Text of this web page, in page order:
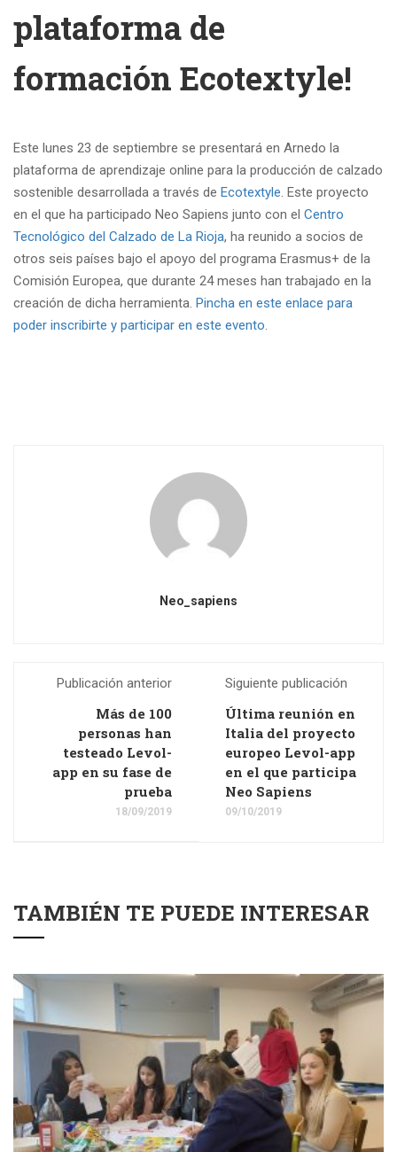
plataforma de
formación Ecotextyle!
Este lunes 23 de septiembre se presentará en Arnedo la
plataforma de aprendizaje online para la producción de calzado
sostenible desarrollada a través de Ecotextyle. Este proyecto
en el que ha participado Neo Sapiens junto con el Centro
Tecnológico del Calzado de La Rioja, ha reunido a socios de
otros seis países bajo el apoyo del programa Erasmus+ de la
Comisión Europea, que durante 24 meses han trabajado en la
creación de dicha herramienta. Pincha en este enlace para
poder inscribirte y participar en este evento.
Neo_sapiens
Publicación anterior
Más de 100
personas han
testeado Levol-
app en su fase de
prueba
18/09/2019
Siguiente publicación
Última reunión en
Italia del proyecto
europeo Levol-app
en el que participa
Neo Sapiens
09/10/2019
TAMBIÉN TE PUEDE INTERESAR